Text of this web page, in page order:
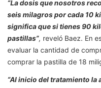
“La dosis que nosotros
seis milagros por cada 10
significa que si tienes 90
pastillas”, reveló Baez. En
evaluar la cantidad de
comprar la pastilla de 18
“Al inicio del tratamiento la